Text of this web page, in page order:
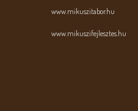
www.mikuszitabor.hu
www.mikuszifejlesztes.hu